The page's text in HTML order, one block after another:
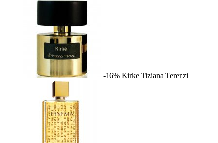
-16% Kirke Tiziana Terenzi